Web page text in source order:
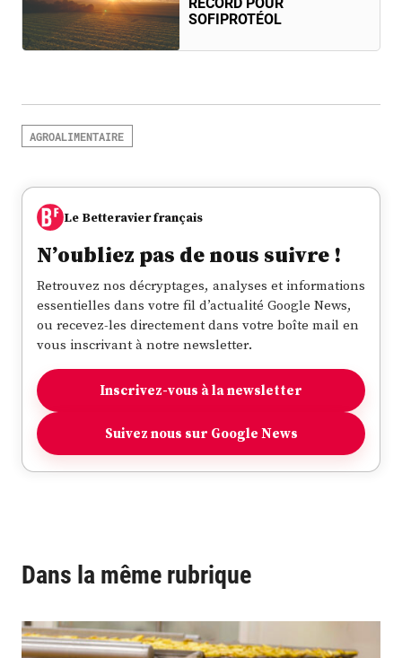
SOFIPROTÉOL
AGROALIMENTAIRE
Le Betteravier français
N’oubliez pas de nous suivre !
Retrouvez nos décryptages, analyses et informations
essentielles dans votre fil d’actualité Google News,
ou recevez-les directement dans votre boîte mail en
vous inscrivant à notre newsletter.
Inscrivez-vous à la newsletter
Suivez nous sur Google News
Dans la même rubrique